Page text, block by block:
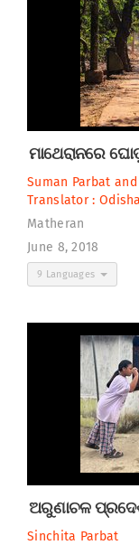
ମାଥେରାନରେ
Suman Parbat
Translator :
Matheran
June 8, 2018
9 Languages
ଅରୁଣାଚଳ
Sinchita Parbat